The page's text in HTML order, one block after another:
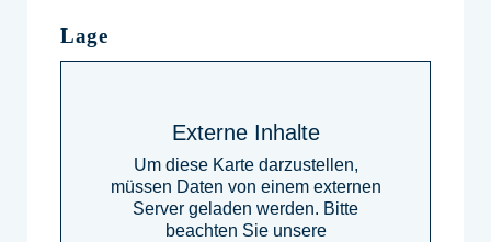
Lage
Externe Inhalte
Um diese Karte darzustellen,
müssen Daten von einem externen
Server geladen werden. Bitte
beachten Sie unsere